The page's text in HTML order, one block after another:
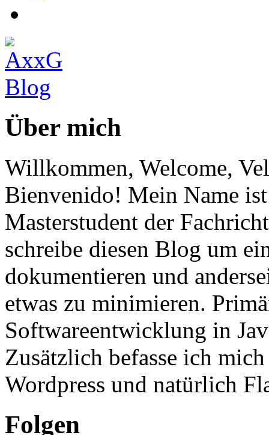
Über mich
Willkommen, Welcome,
Bienvenido! Mein Name
Masterstudent der
schreibe diesen Blog um
dokumentieren und
etwas zu minimieren.
Softwareentwicklung in
Zusätzlich befasse ich
Wordpress und natürlich
Folgen